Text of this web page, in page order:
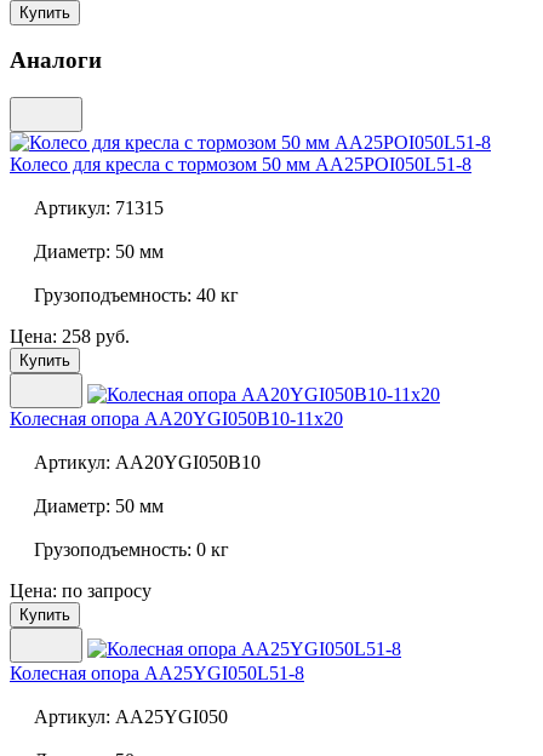
Купить
Аналоги
Колесо для кресла с тормозом 50 мм AA25POI050L51-8
Артикул: 71315
Диаметр: 50 мм
Грузоподъемность: 40 кг
Цена: 258 руб.
Купить
Колесная опора AA20YGI050B10-11x20
Артикул: AA20YGI050B10
Диаметр: 50 мм
Грузоподъемность: 0 кг
Цена: по запросу
Купить
Колесная опора AA25YGI050L51-8
Артикул: AA25YGI050